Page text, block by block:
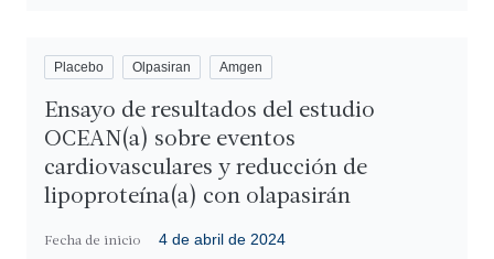
Placebo Olpasiran Amgen
Ensayo de resultados del estudio
OCEAN(a) sobre eventos
cardiovasculares y reducción de
lipoproteína(a) con olapasirán
Fecha de inicio 4 de abril de 2024